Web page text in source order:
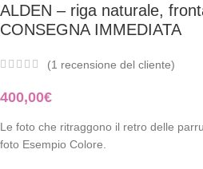
ALDEN – riga naturale,
CONSEGNA IMMEDIATA
(1 recensione del cliente)
400,00€
Le foto che ritraggono il retro delle
foto Esempio Colore.